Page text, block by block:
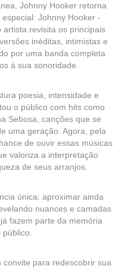
Johnny Hooker retorna
Johnny Hooker -
revisita os principais
inéditas, intimistas e
por uma banda completa
à sua sonoridade.
poesia, intensidade e
o público com hits como
Sebosa, canções que se
uma geração. Agora, pela
de ouvir essas músicas
valoriza a interpretação
de seus arranjos.
única: aproximar ainda
nuances e camadas
fazem parte da memória
para redescobrir sua